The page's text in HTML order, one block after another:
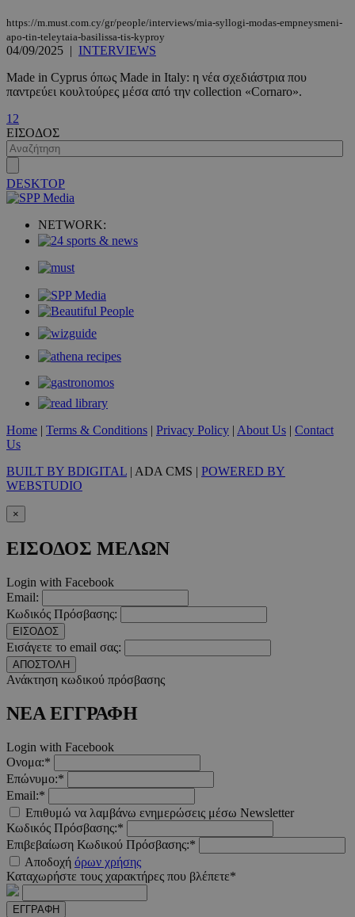
https://m.must.com.cy/gr/people/interviews/mia-syllogi-modas-empneysmeni-
apo-tin-teleytaia-basilissa-tis-kyproy
04/09/2025 | INTERVIEWS
Made in Cyprus όπως Made in Italy: η νέα σχεδιάστρια που
παντρεύει κουλτούρες μέσα από την collection «Cornaro».
1 2
ΕΙΣΟΔΟΣ
DESKTOP
NETWORK:
Home | Terms & Conditions | Privacy Policy | About Us | Contact
Us
BUILT BY BDIGITAL | ADA CMS | POWERED BY
WEBSTUDIO
×
ΕΙΣΟΔΟΣ ΜΕΛΩΝ
Login with Facebook
Email:
Κωδικός Πρόσβασης:
ΕΙΣΟΔΟΣ
Εισάγετε το email σας:
ΑΠΟΣΤΟΛΗ
Ανάκτηση κωδικού πρόσβασης
ΝΕΑ ΕΓΓΡΑΦΗ
Login with Facebook
Ονομα:*
Επώνυμο:*
Email:*
Επιθυμώ να λαμβάνω ενημερώσεις μέσω Newsletter
Κωδικός Πρόσβασης:*
Επιβεβαίωση Κωδικού Πρόσβασης:*
Αποδοχή όρων χρήσης
Καταχωρήστε τους χαρακτήρες που βλέπετε*
ΕΓΓΡΑΦΗ
VISITOR_PRIVACY_METADATA
.youtube.com
takeOverCookie
AdSphere-GDPR
Ονοματεπώνυμο
Προμηθευτής/
Πεδίο
_ga_CH3P0ECTRP
Ονοματεπώνυμο
/Πεδίο
Ονοματεπώνυμο
Προμηθευτής
/Πεδίο
Λήξη
__cf_bm
Cloudflare
.onesignal.com
δευτερόλεπτα
Ονοματεπώνυμο
/Πεδίο
__Secure-
ROLLOUT_TOKEN
.youtube.com
5 μήνες 4